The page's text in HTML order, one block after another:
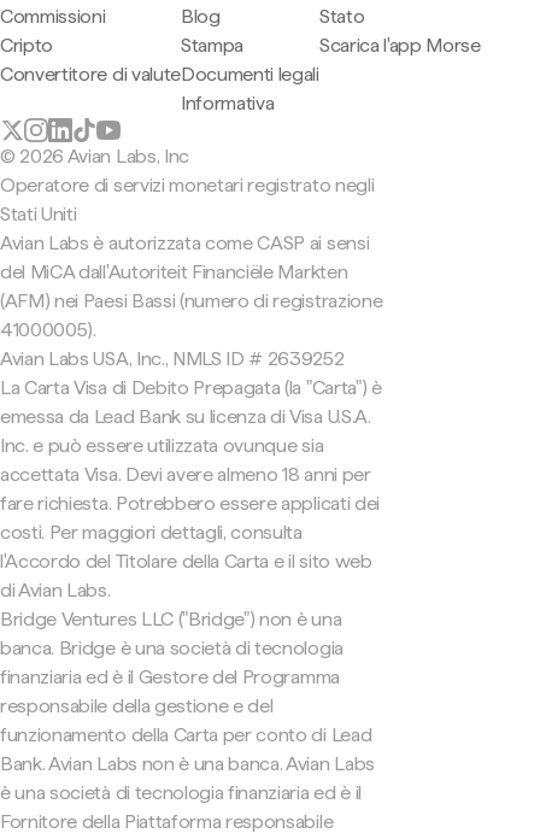
Commissioni
Cripto
Convertitore di valute
Blog
Stampa
Documenti legali
Informativa
Stato
Scarica l'app Morse
© 2026 Avian Labs, Inc
Operatore di servizi monetari registrato negli
Stati Uniti
Avian Labs è autorizzata come CASP ai sensi
del MiCA dall'Autoriteit Financiële Markten
(AFM) nei Paesi Bassi (numero di registrazione
41000005).
Avian Labs USA, Inc., NMLS ID # 2639252
La Carta Visa di Debito Prepagata (la "Carta") è
emessa da Lead Bank su licenza di Visa U.S.A.
Inc. e può essere utilizzata ovunque sia
accettata Visa. Devi avere almeno 18 anni per
fare richiesta. Potrebbero essere applicati dei
costi. Per maggiori dettagli, consulta
l'Accordo del Titolare della Carta e il sito web
di Avian Labs.
Bridge Ventures LLC ("Bridge") non è una
banca. Bridge è una società di tecnologia
finanziaria ed è il Gestore del Programma
responsabile della gestione e del
funzionamento della Carta per conto di Lead
Bank. Avian Labs non è una banca. Avian Labs
è una società di tecnologia finanziaria ed è il
Fornitore della Piattaforma responsabile